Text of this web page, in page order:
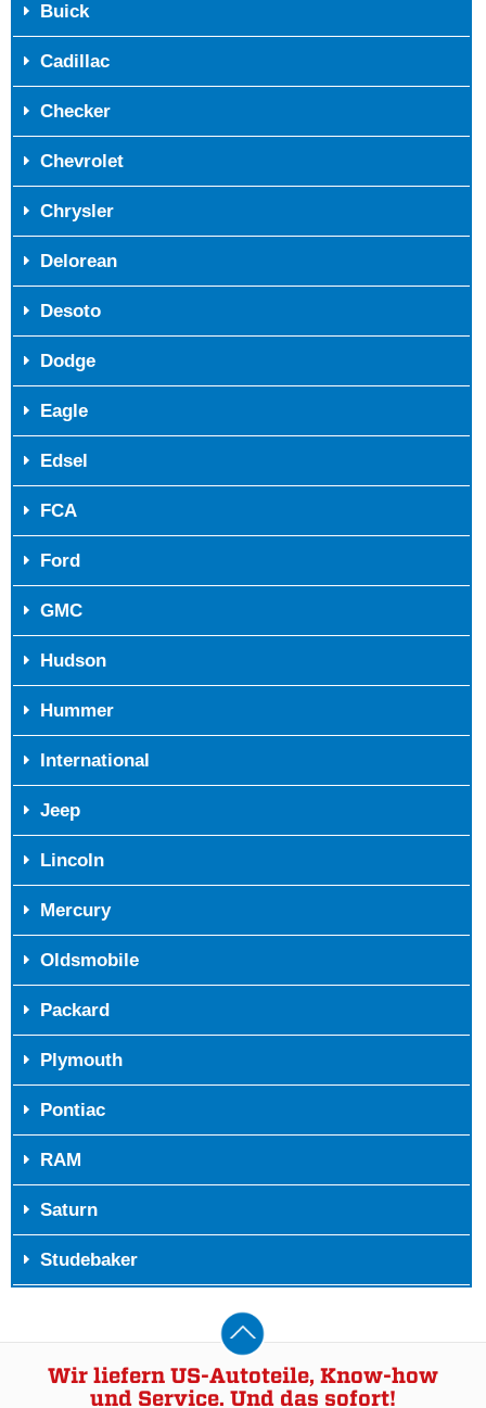
Buick
Cadillac
Checker
Chevrolet
Chrysler
Delorean
Desoto
Dodge
Eagle
Edsel
FCA
Ford
GMC
Hudson
Hummer
International
Jeep
Lincoln
Mercury
Oldsmobile
Packard
Plymouth
Pontiac
RAM
Saturn
Studebaker
Wir liefern US-Autoteile, Know-how
und Service. Und das sofort!